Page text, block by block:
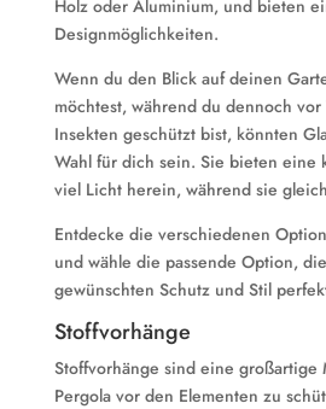
Holz oder Aluminium, und bieten
Designmöglichkeiten.
Wenn du den Blick auf deinen
möchtest, während du dennoch
Insekten geschützt bist, könnten
Wahl für dich sein. Sie bieten eine
viel Licht herein, während sie
Entdecke die verschiedenen
und wähle die passende Option,
gewünschten Schutz und Stil
Stoffvorhänge
Stoffvorhänge sind eine
Pergola vor den Elementen zu